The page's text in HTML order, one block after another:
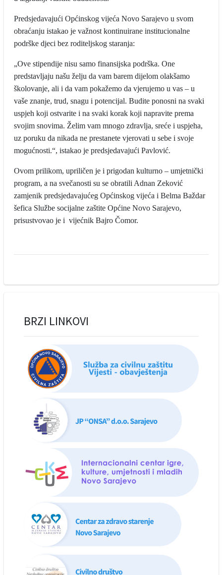
Predsjedavajući Općinskog vijeća Novo Sarajevo u svom
obraćanju istakao je važnost kontinuirane institucionalne
podrške djeci bez roditeljskog staranja:
„Ove stipendije nisu samo finansijska podrška. One
predstavljaju našu želju da vam barem dijelom olakšamo
školovanje, ali i da vam pokažemo da vjerujemo u vas – u
vaše znanje, trud, snagu i potencijal. Budite ponosni na svaki
uspjeh koji ostvarite i na svaki korak koji napravite prema
svojim snovima. Želim vam mnogo zdravlja, sreće i uspjeha,
uz poruku da nikada ne prestanete vjerovati u sebe i svoje
mogućnosti.“, istakao je predsjedavajući Pavlović.
Ovom prilikom, upriličen je i prigodan kulturno – umjetnički
program, a na svečanosti su se obratili Adnan Zeković
zamjenik predsjedavajućeg Općinskog vijeća i Belma Baždar
šefica Službe socijalne zaštite Općine Novo Sarajevo,
prisustvovao je i vijećnik Bajro Čomor.
BRZI LINKOVI